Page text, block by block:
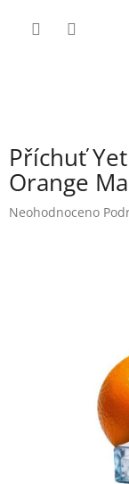
Příchuť
Orange
Průměrné
Neohodnoceno